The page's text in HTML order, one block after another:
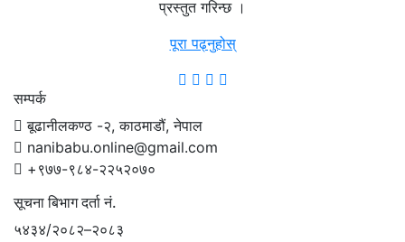
प्रस्तुत गरिन्छ ।
पूरा पढ्नुहोस्
सम्पर्क
बूढानीलकण्ठ -२, काठमाडौं, नेपाल
nanibabu.online@gmail.com
+९७७-९८४-२२५२०७०
सूचना बिभाग दर्ता नं.
५४३४/२०८२–२०८३